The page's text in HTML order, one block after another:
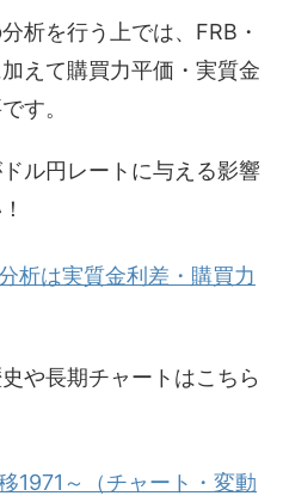
析を行う上では、FRB・
えて購買力平価・実質金
す。
ル円レートに与える影響
析は実質金利差・購買力
や長期チャートはこちら
1971～（チャート・変動